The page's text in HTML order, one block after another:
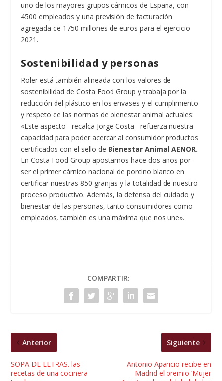
uno de los mayores grupos cárnicos de España, con
4500 empleados y una previsión de facturación
agregada de 1750 millones de euros para el ejercicio
2021.
Sostenibilidad y personas
Roler está también alineada con los valores de
sostenibilidad de Costa Food Group y trabaja por la
reducción del plástico en los envases y el cumplimiento
y respeto de las normas de bienestar animal actuales:
«Este aspecto –recalca Jorge Costa– refuerza nuestra
capacidad para poder acercar al consumidor productos
certificados con el sello de Bienestar Animal AENOR.
En Costa Food Group apostamos hace dos años por
ser el primer cárnico nacional de porcino blanco en
certificar nuestras 850 granjas y la totalidad de nuestro
proceso productivo. Además, la defensa del cuidado y
bienestar de las personas, tanto consumidores como
empleados, también es una máxima que nos une».
COMPARTIR:
Anterior
SOPA DE LETRAS. las
recetas de una cocinera
Siguiente
Antonio Aparicio recibe en
Madrid el premio ‘Mujer